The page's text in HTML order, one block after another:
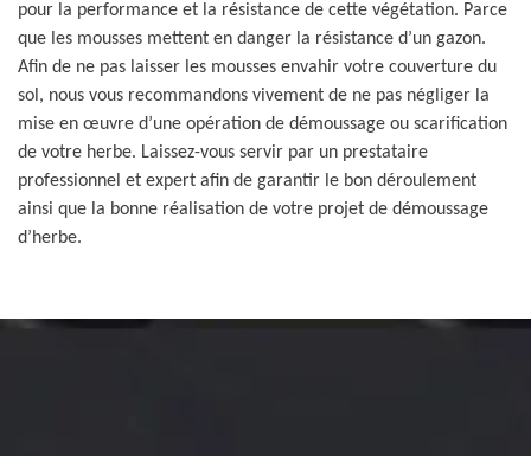
pour la performance et la résistance de cette végétation. Parce
que les mousses mettent en danger la résistance d’un gazon.
Afin de ne pas laisser les mousses envahir votre couverture du
sol, nous vous recommandons vivement de ne pas négliger la
mise en œuvre d’une opération de démoussage ou scarification
de votre herbe. Laissez-vous servir par un prestataire
professionnel et expert afin de garantir le bon déroulement
ainsi que la bonne réalisation de votre projet de démoussage
d’herbe.